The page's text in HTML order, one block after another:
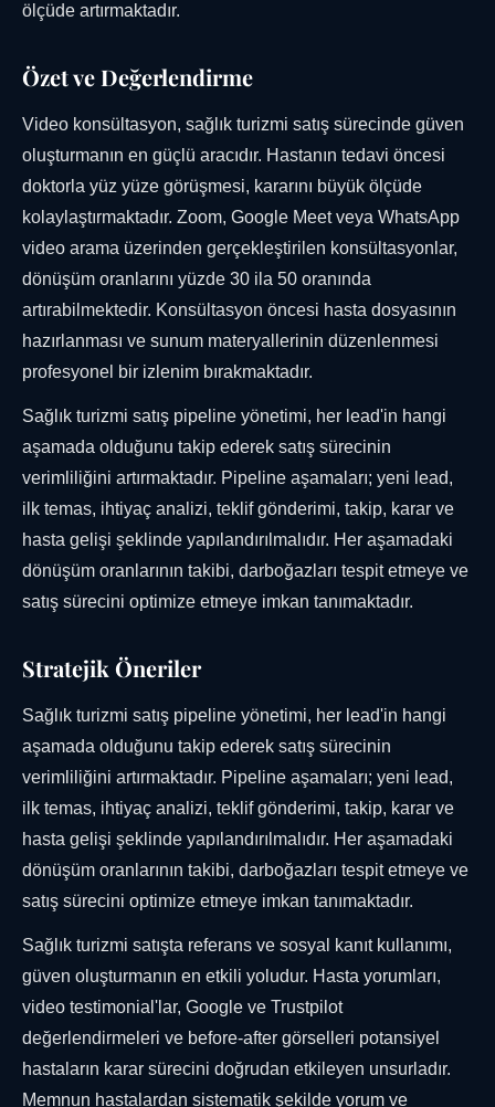
ölçüde artırmaktadır.
Özet ve Değerlendirme
Video konsültasyon, sağlık turizmi satış sürecinde güven
oluşturmanın en güçlü aracıdır. Hastanın tedavi öncesi
doktorla yüz yüze görüşmesi, kararını büyük ölçüde
kolaylaştırmaktadır. Zoom, Google Meet veya WhatsApp
video arama üzerinden gerçekleştirilen konsültasyonlar,
dönüşüm oranlarını yüzde 30 ila 50 oranında
artırabilmektedir. Konsültasyon öncesi hasta dosyasının
hazırlanması ve sunum materyallerinin düzenlenmesi
profesyonel bir izlenim bırakmaktadır.
Sağlık turizmi satış pipeline yönetimi, her lead'in hangi
aşamada olduğunu takip ederek satış sürecinin
verimliliğini artırmaktadır. Pipeline aşamaları; yeni lead,
ilk temas, ihtiyaç analizi, teklif gönderimi, takip, karar ve
hasta gelişi şeklinde yapılandırılmalıdır. Her aşamadaki
dönüşüm oranlarının takibi, darboğazları tespit etmeye ve
satış sürecini optimize etmeye imkan tanımaktadır.
Stratejik Öneriler
Sağlık turizmi satış pipeline yönetimi, her lead'in hangi
aşamada olduğunu takip ederek satış sürecinin
verimliliğini artırmaktadır. Pipeline aşamaları; yeni lead,
ilk temas, ihtiyaç analizi, teklif gönderimi, takip, karar ve
hasta gelişi şeklinde yapılandırılmalıdır. Her aşamadaki
dönüşüm oranlarının takibi, darboğazları tespit etmeye ve
satış sürecini optimize etmeye imkan tanımaktadır.
Sağlık turizmi satışta referans ve sosyal kanıt kullanımı,
güven oluşturmanın en etkili yoludur. Hasta yorumları,
video testimonial'lar, Google ve Trustpilot
değerlendirmeleri ve before-after görselleri potansiyel
hastaların karar sürecini doğrudan etkileyen unsurladır.
Memnun hastalardan sistematik şekilde yorum ve